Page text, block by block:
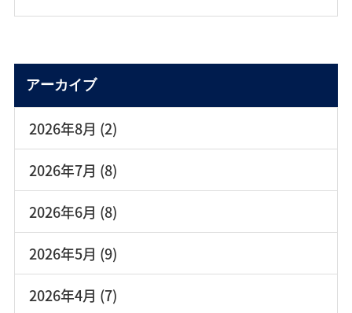
アーカイブ
2026年8月 (2)
2026年7月 (8)
2026年6月 (8)
2026年5月 (9)
2026年4月 (7)